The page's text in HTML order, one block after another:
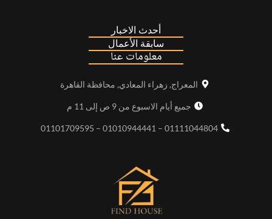
أحدث الاخبار
سابقة الأعمال
معلومات عنا
المعراج, زهراء المعادي, محافظة القاهرة
جميع أيام الاسبوع من 9 ص إلى 11 م
01111044804 – 01010944441 – 01101709595